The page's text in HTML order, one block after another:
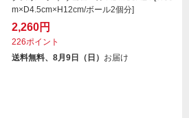
m×D4.5cm×H12cm/ボール2個分]
2,260円
226ポイント
送料無料、8月9日（日） お届け